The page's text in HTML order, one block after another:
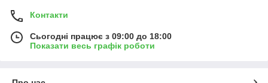
Контакти
Сьогодні працює з 09:00 до 18:00
Показати весь графік роботи